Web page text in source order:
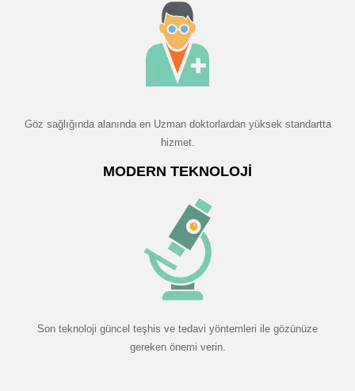
Göz sağlığında alanında en Uzman doktorlardan yüksek standartta
hizmet.
MODERN TEKNOLOJI
Son teknoloji güncel teşhis ve tedavi yöntemleri ile gözünüze
gereken önemi verin.